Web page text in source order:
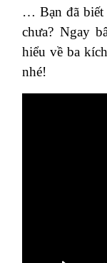
… Bạn đã biết
chưa? Ngay
hiểu về ba
nhé!